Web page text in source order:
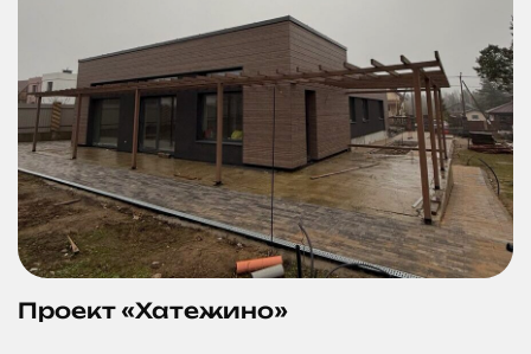
Проект «Хатежино»